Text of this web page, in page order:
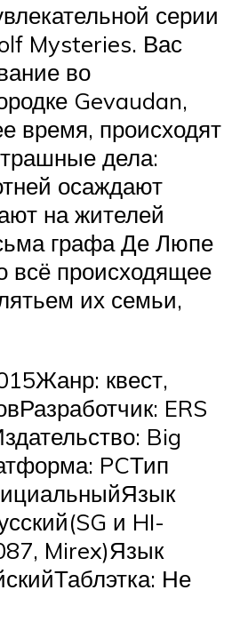
серии
Mysteries. Вас
во
Gevaudan,
время, происходят
дела:
осаждают
на жителей
графа Де Люпе
всё происходящее
их семьи,
квест,
ERS
Big
PCТип
и HI-
Mirex)Язык
Не